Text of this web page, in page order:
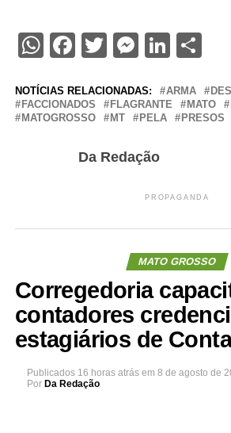
WhatsApp
Facebook
Twitter
NOTÍCIAS RELACIONADAS: ARMA
FACCIONADOS
FLAGRANTE MATO
MATOGROSSO
MT PELA PRESOS
Da Redação
PROPAGANDA
MATO GROSSO
Corregedoria
contadores
estagiários de
Publicados 16 horas atrás em 8 de agosto de
Por Da Redação